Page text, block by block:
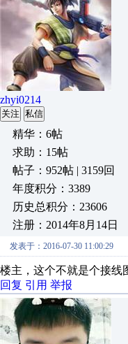
zhyi0214
关注 私信
精华：6帖
求助：15帖
帖子：952帖 | 3159回
年度积分：3389
历史总积分：23606
注册：2014年8月14日
发表于：2016-07-30 11:00:29
楼主，这个不就是个接线
回复 引用 举报